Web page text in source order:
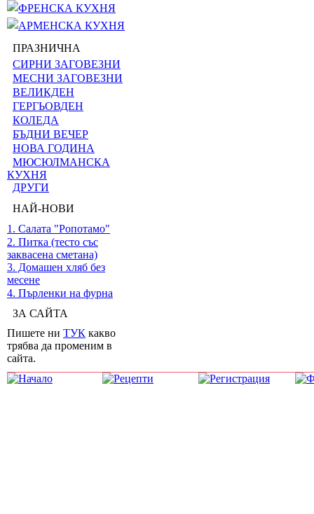
ФРЕНСКА КУХНЯ
АРМЕНСКА КУХНЯ
ПРАЗНИЧНА
СИРНИ ЗАГОВЕЗНИ
МЕСНИ ЗАГОВЕЗНИ
ВЕЛИКДЕН
ГЕРГЬОВДЕН
КОЛЕДА
БЪДНИ ВЕЧЕР
НОВА ГОДИНА
МЮСЮЛМАНСКА
КУХНЯ
ДРУГИ
НАЙ-НОВИ
1. Салата "Ропотамо"
2. Питка (тесто със
заквасена сметана)
3. Домашен хляб без
месене
4. Пърленки на фурна
ЗА САЙТА
Пишете ни ТУК какво
трябва да променим в
сайта.